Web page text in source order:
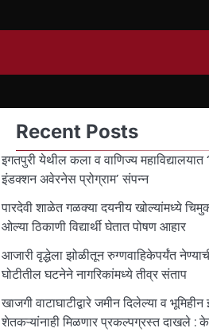
Recent Posts
इगतपुरी येथील कला व वाणिज्य
इंडक्शन अवेरनेस प्रोग्राम’ संपन्न
पारदेवी शाळेत गळक्या दयनीय खोल्यांमध्ये
ओल्या ठिकाणी विद्यार्थी घेतात पोषण आहार
आजारी वृद्धेला झोळीतून रुग्णवाहिकेपर्यंत
घोटीतील घटनेने नागरिकांमध्ये तीव्र संताप
खाजगी वाटाघाटीद्वारे जमीन दिलेल्या व
शेतकऱ्यांनाही मिळणार प्रकल्पग्रस्त दाखले :